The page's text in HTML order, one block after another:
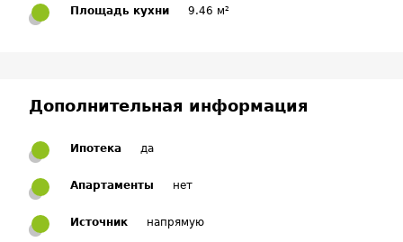
Площадь кухни 9.46 м²
Дополнительная информация
Ипотека да
Апартаменты нет
Источник напрямую